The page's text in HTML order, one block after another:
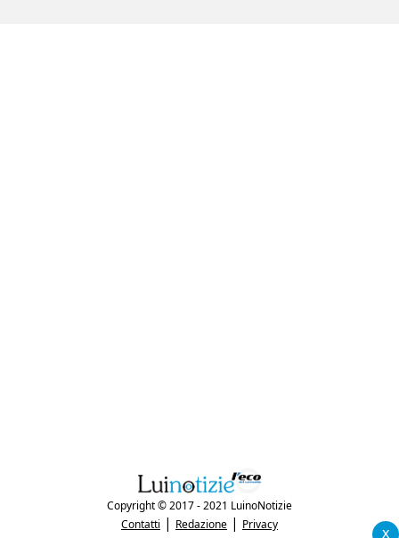
x
Copyright © 2017 - 2021 LuinoNotizie
Contatti | Redazione | Privacy